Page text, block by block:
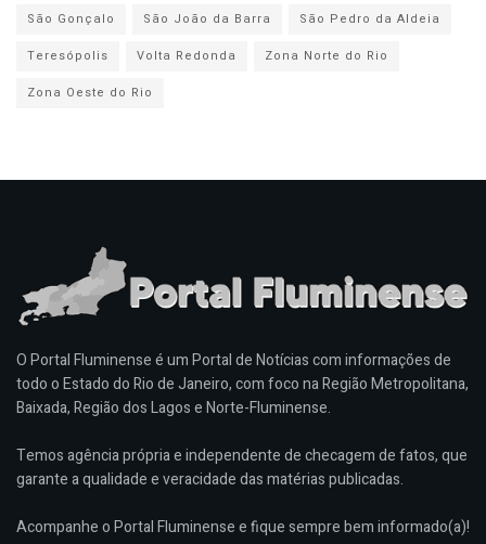
São Gonçalo
São João da Barra
São Pedro da Aldeia
Teresópolis
Volta Redonda
Zona Norte do Rio
Zona Oeste do Rio
O Portal Fluminense é um Portal de Notícias com informações de
todo o Estado do Rio de Janeiro, com foco na Região Metropolitana,
Baixada, Região dos Lagos e Norte-Fluminense.
Temos agência própria e independente de checagem de fatos, que
garante a qualidade e veracidade das matérias publicadas.
Acompanhe o Portal Fluminense e fique sempre bem informado(a)!